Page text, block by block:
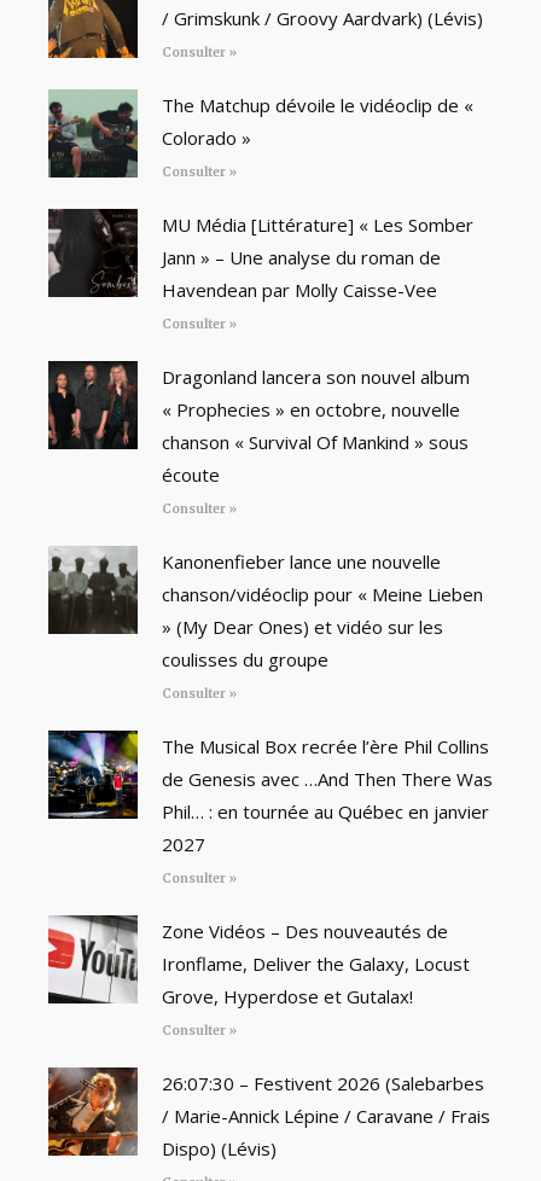
/ Grimskunk / Groovy Aardvark) (Lévis)
Consulter »
The Matchup dévoile le vidéoclip de «
Colorado »
Consulter »
MU Média [Littérature] « Les Somber
Jann » – Une analyse du roman de
Havendean par Molly Caisse-Vee
Consulter »
Dragonland lancera son nouvel album
« Prophecies » en octobre, nouvelle
chanson « Survival Of Mankind » sous
écoute
Consulter »
Kanonenfieber lance une nouvelle
chanson/vidéoclip pour « Meine Lieben
» (My Dear Ones) et vidéo sur les
coulisses du groupe
Consulter »
The Musical Box recrée l’ère Phil Collins
de Genesis avec …And Then There Was
Phil… : en tournée au Québec en janvier
2027
Consulter »
Zone Vidéos – Des nouveautés de
Ironflame, Deliver the Galaxy, Locust
Grove, Hyperdose et Gutalax!
Consulter »
26:07:30 – Festivent 2026 (Salebarbes
/ Marie-Annick Lépine / Caravane / Frais
Dispo) (Lévis)